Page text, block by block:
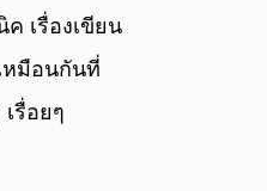
เรื่องเขียน
หมือนกันที่
รื่อยๆ